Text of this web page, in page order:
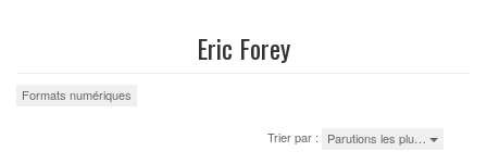
Eric Forey
Formats numériques
Trier par : Parutions les plu…